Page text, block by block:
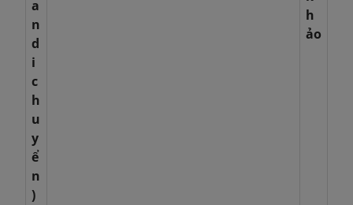
a
n
d
i
c
h
u
y
ể
n
)
h
ảo